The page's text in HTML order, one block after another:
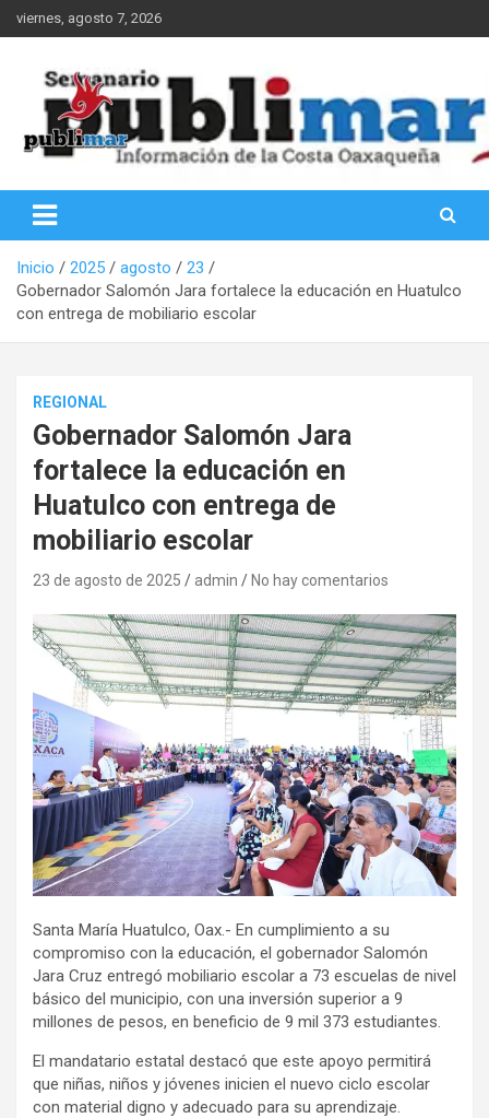
Saltar
al
viernes, agosto 7, 2026
PubliMar
Inicio 2025 agosto
23
Gobernador Salomón Jara fortalece la educación en Huatulco
con entrega de mobiliario escolar
REGIONAL
Gobernador Salomón Jara
fortalece la educación en
Huatulco con entrega de
mobiliario escolar
23 de agosto de 2025 admin No hay comentarios
Santa María Huatulco, Oax.- En cumplimiento a su
compromiso con la educación, el gobernador Salomón
Jara Cruz entregó mobiliario escolar a 73 escuelas de nivel
básico del municipio, con una inversión superior a 9
millones de pesos, en beneficio de 9 mil 373 estudiantes.
El mandatario estatal destacó que este apoyo permitirá
que niñas, niños y jóvenes inicien el nuevo ciclo escolar
con material digno y adecuado para su aprendizaje.